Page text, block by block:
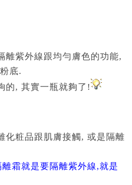
離紫外線跟均勻膚色的功能,
底.
的, 其實一瓶就夠了!
化粧品跟肌膚接觸, 或是隔離
離霜就是要隔離紫外線,就是